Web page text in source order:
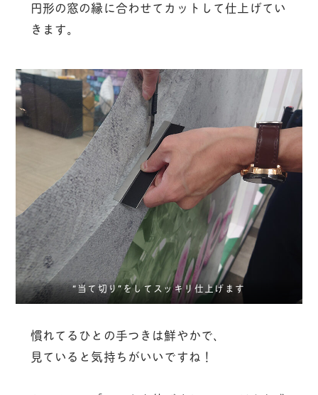
円形の窓の縁に合わせてカットして仕上げてい
きます。
“当て切り”をしてスッキリ仕上げます
慣れてるひとの手つきは鮮やかで、
見ていると気持ちがいいですね！